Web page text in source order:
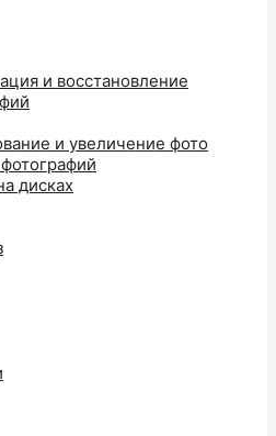
и восстановление
и увеличение фото
дисках